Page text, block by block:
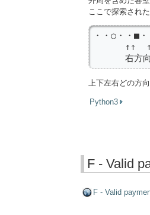
ここで探索され
・・○・・■
↑↑
右方
上下左右どの方
Python3
F - Valid
F - Valid